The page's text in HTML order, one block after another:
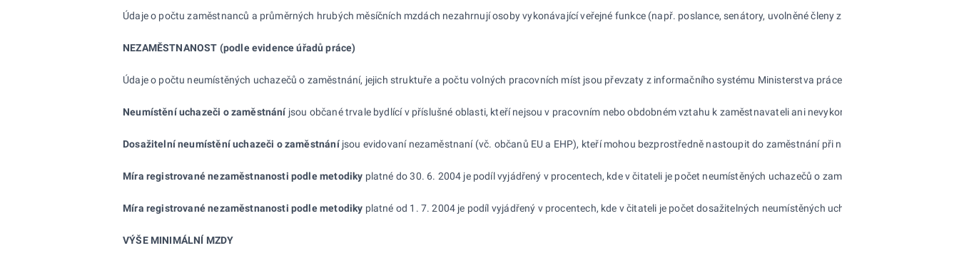
Údaje o počtu zaměstnanců a průměrných hrubých měsíčních mzdách nezahrnují osoby vykonávající veřejné funkce (např. poslance, senátory, uvolněné členy zastupitelstev všech
NEZAMĚSTNANOST (podle evidence úřadů práce)
Údaje o počtu neumístěných uchazečů o zaměstnání, jejich struktuře a počtu volných pracovních míst jsou převzaty z informačního systému Ministerstva práce a sociálních věcí.
Neumístění uchazeči o zaměstnání jsou občané trvale bydlící v příslušné oblasti, kteří nejsou v pracovním nebo obdobném vztahu k zaměstnavateli ani nevykonávají samostatnou
Dosažitelní neumístění uchazeči o zaměstnáníjsou evidovaní nezaměstnaní (vč. občanů EU a EHP), kteří mohou bezprostředně nastoupit do zaměstnání při nabídce vhodného
Míra registrované nezaměstnanosti podle metodiky platné do 30. 6. 2004 je podíl vyjádřený v procentech, kde v čitateli je počet neumístěných uchazečů o zaměstnání a ve
Míra registrované nezaměstnanosti podle metodiky platné od 1. 7. 2004 je podíl vyjádřený v procentech, kde v čitateli je počet dosažitelných neumístěných uchazečů o zaměstnání
VÝŠE MINIMÁLNÍ MZDY